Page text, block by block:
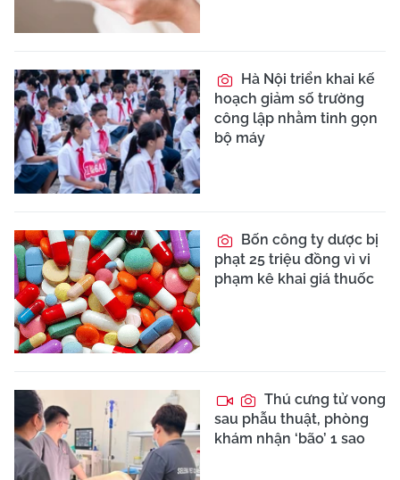
Hà Nội triển khai kế
hoạch giảm số trường
công lập nhằm tinh gọn
bộ máy
Bốn công ty dược bị
phạt 25 triệu đồng vì vi
phạm kê khai giá thuốc
Thú cưng tử vong
sau phẫu thuật, phòng
khám nhận ‘bão’ 1 sao